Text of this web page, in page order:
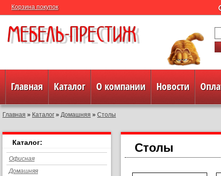
Корзина покупок
Главная Каталог О компании Новости
Главная » Каталог » Домашняя » Столы
Каталог:
Офисная
Домашняя
Столы